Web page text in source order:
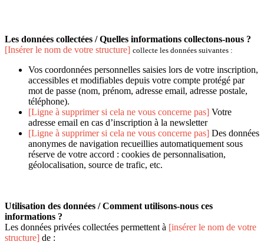
Les données collectées / Quelles informations collectons-nous ?
[Insérer le nom de votre structure] collecte les données suivantes :
Vos coordonnées personnelles saisies lors de votre inscription,
accessibles et modifiables depuis votre compte protégé par
mot de passe (nom, prénom, adresse email, adresse postale,
téléphone).
[Ligne à supprimer si cela ne vous concerne pas] Votre
adresse email en cas d’inscription à la newsletter
[Ligne à supprimer si cela ne vous concerne pas] Des données
anonymes de navigation recueillies automatiquement sous
réserve de votre accord : cookies de personnalisation,
géolocalisation, source de trafic, etc.
Utilisation des données / Comment utilisons-nous ces
informations ?
Les données privées collectées permettent à [insérer le nom de votre
structure] de :